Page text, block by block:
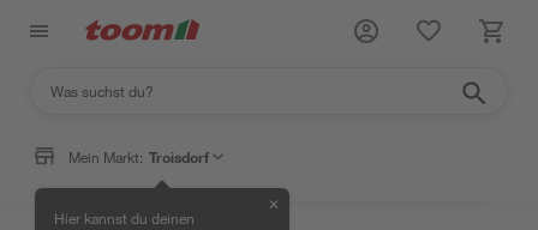
Mein Markt: Troisdorf
Hier kannst du deinen
✕